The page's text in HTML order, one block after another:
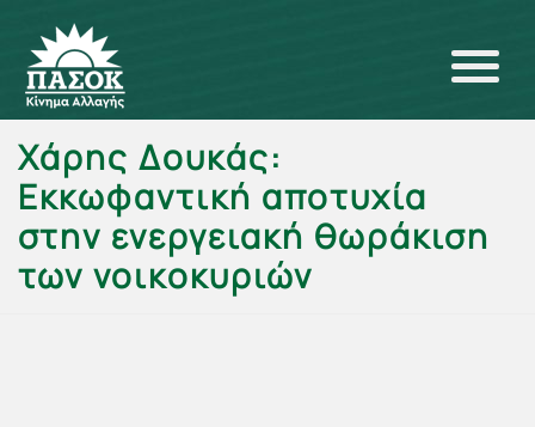
Χάρης Δουκάς:
Εκκωφαντική αποτυχία
στην ενεργειακή θωράκιση
των νοικοκυριών